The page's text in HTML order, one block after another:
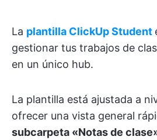
La plantilla ClickUp Student
gestionar tus trabajos de
en un único hub.
La plantilla está ajustada a
ofrecer una vista general
subcarpeta «Notas de